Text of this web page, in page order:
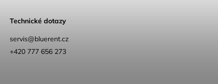
Technické dotazy
servis@bluerent.cz
+420 777 656 273